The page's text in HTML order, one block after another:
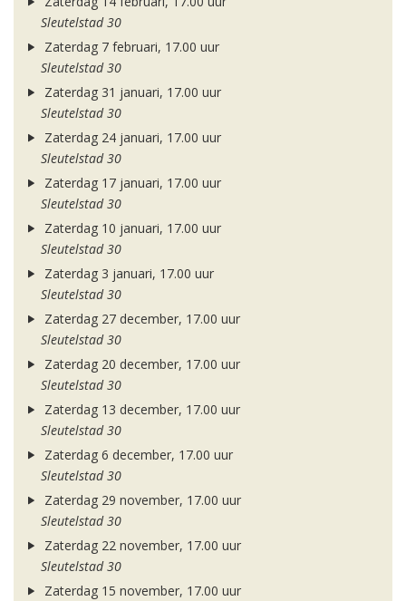
Sleutelstad 30
Zaterdag 7 februari, 17.00 uur
Sleutelstad 30
Zaterdag 31 januari, 17.00 uur
Sleutelstad 30
Zaterdag 24 januari, 17.00 uur
Sleutelstad 30
Zaterdag 17 januari, 17.00 uur
Sleutelstad 30
Zaterdag 10 januari, 17.00 uur
Sleutelstad 30
Zaterdag 3 januari, 17.00 uur
Sleutelstad 30
Zaterdag 27 december, 17.00 uur
Sleutelstad 30
Zaterdag 20 december, 17.00 uur
Sleutelstad 30
Zaterdag 13 december, 17.00 uur
Sleutelstad 30
Zaterdag 6 december, 17.00 uur
Sleutelstad 30
Zaterdag 29 november, 17.00 uur
Sleutelstad 30
Zaterdag 22 november, 17.00 uur
Sleutelstad 30
Zaterdag 15 november, 17.00 uur